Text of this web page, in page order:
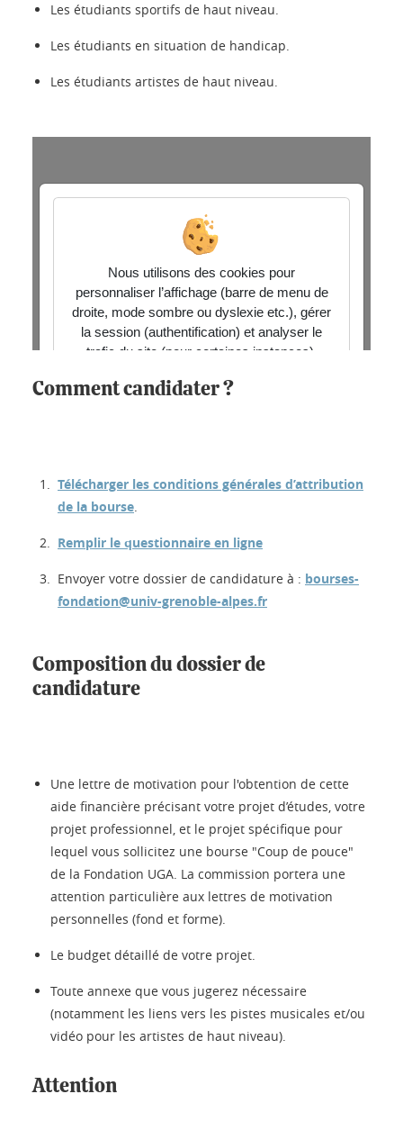
Les étudiants sportifs de haut niveau.
Les étudiants en situation de handicap.
Les étudiants artistes de haut niveau.
Comment candidater ?
Télécharger les conditions générales d’attribution
de la bourse.
Remplir le questionnaire en ligne
Envoyer votre dossier de candidature à : bourses-
fondation@univ-grenoble-alpes.fr
Composition du dossier de
candidature
Une lettre de motivation pour l'obtention de cette
aide financière précisant votre projet d’études, votre
projet professionnel, et le projet spécifique pour
lequel vous sollicitez une bourse "Coup de pouce"
de la Fondation UGA. La commission portera une
attention particulière aux lettres de motivation
personnelles (fond et forme).
Le budget détaillé de votre projet.
Toute annexe que vous jugerez nécessaire
(notamment les liens vers les pistes musicales et/ou
vidéo pour les artistes de haut niveau).
Attention